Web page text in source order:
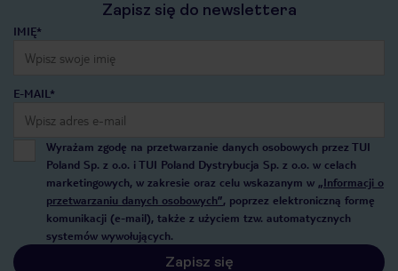
Zapisz się do newslettera
IMIĘ*
E-MAIL*
Wyrażam zgodę na przetwarzanie danych osobowych przez TUI
Poland Sp. z o.o. i TUI Poland Dystrybucja Sp. z o.o. w celach
marketingowych, w zakresie oraz celu wskazanym w „Informacji o
przetwarzaniu danych osobowych”, poprzez elektroniczną formę
komunikacji (e-mail), także z użyciem tzw. automatycznych
systemów wywołujących.
Zapisz się